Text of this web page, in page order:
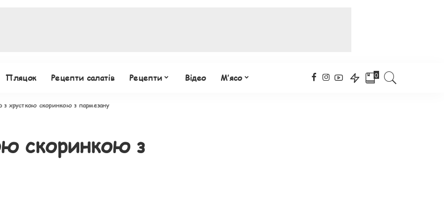
Пляцок Рецепти салатів Рецепти Відео М’ясо 0
хрусткою скоринкою з пармезану
скоринкою з